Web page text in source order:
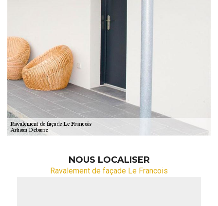
NOUS LOCALISER
Ravalement de façade Le Francois